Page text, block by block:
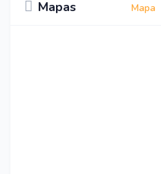
Mapas Mapa